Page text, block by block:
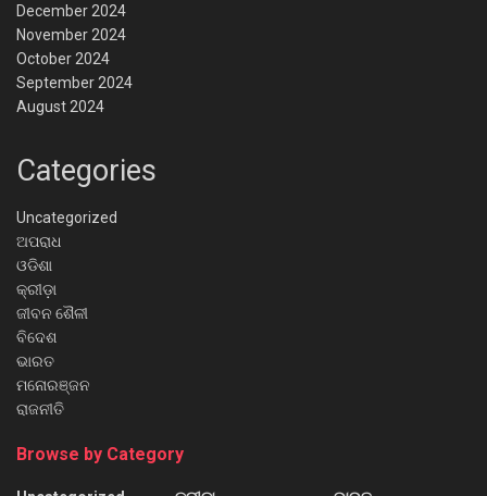
December 2024
November 2024
October 2024
September 2024
August 2024
Categories
Uncategorized
ଅପରାଧ
ଓଡିଶା
କ୍ରୀଡ଼ା
ଜୀବନ ଶୈଳୀ
ବିଦେଶ
ଭାରତ
ମନୋରଞ୍ଜନ
ରାଜନୀତି
Browse by Category